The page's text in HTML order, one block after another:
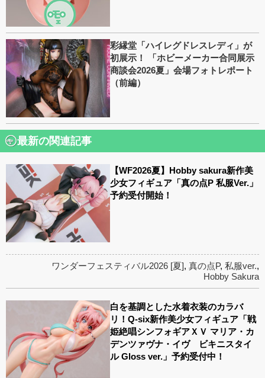
彩縁堂「ハイレグドレスレディ」が
初展示！ 「ホビーメーカー合同展示
商談会2026夏」会場フォトレポート
（前編）
最新の関連記事
【WF2026夏】Hobby sakura新作美
少女フィギュア「真の点P 私服Ver.」
予約受付開始！
ワンダーフェスティバル2026 [夏], 真の点P, 私服ver.,
Hobby Sakura
白を基調とした水着衣装のカラバ
リ！Q-six新作美少女フィギュア「戦
姫絶唱シンフォギアＸＶ マリア・カ
デンツァヴナ・イヴ ビキニスタイ
ル Gloss ver.」予約受付中！